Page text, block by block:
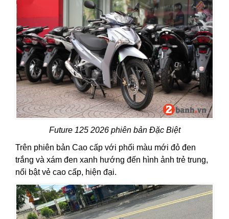
Future 125 2026 phiên bản Đặc Biệt
Trên phiên bản Cao cấp với phối màu mới đỏ đen
trắng và xám đen xanh hướng đến hình ảnh trẻ trung,
nổi bật vẻ cao cấp, hiện đại.